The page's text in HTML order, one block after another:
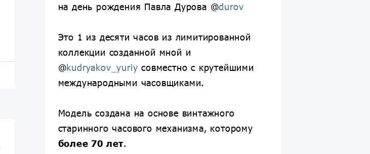
на день рождения Павла Дурова @durov
Это 1 из десяти часов из лимитированной
коллекции созданной мной и
@kudryakov_yuriy совместно с крутейшими
международными часовщиками.
Модель создана на основе винтажного
старинного часового механизма, которому
более 70 лет.